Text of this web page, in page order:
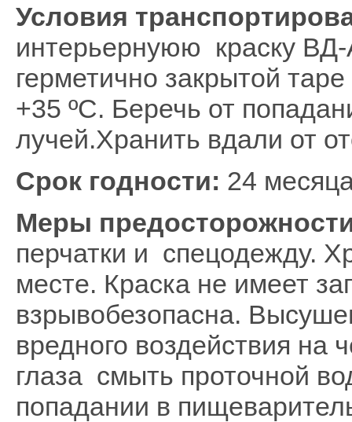
Условия
интерьернуюю краску
герметично закрытой
+35 ºС. Беречь от
лучей.Хранить вдали от
Срок годности: 24
Меры
перчатки и спецодежду.
месте. Краска не имеет
взрывобезопасна.
вредного воздействия на
глаза смыть проточной
попадании в